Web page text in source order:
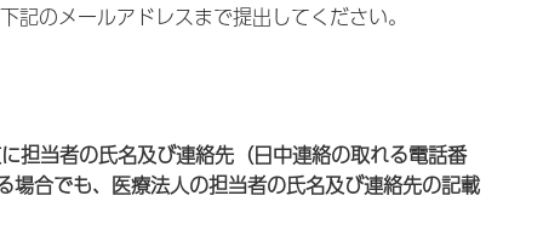
のメールアドレスまで提出してください。
当者の氏名及び連絡先（日中連絡の取れる電話番
合でも、医療法人の担当者の氏名及び連絡先の記載